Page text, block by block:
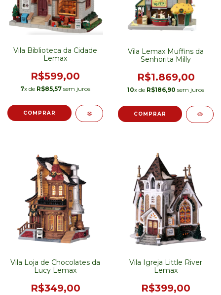
Vila Biblioteca da Cidade
Lemax
R$599,00
7x de R$85,57 sem juros
Vila Lemax Muffins da
Senhorita Milly
R$1.869,00
10x de R$186,90 sem juros
Vila Loja de Chocolates da
Lucy Lemax
R$349,00
Vila Igreja Little River
Lemax
R$399,00